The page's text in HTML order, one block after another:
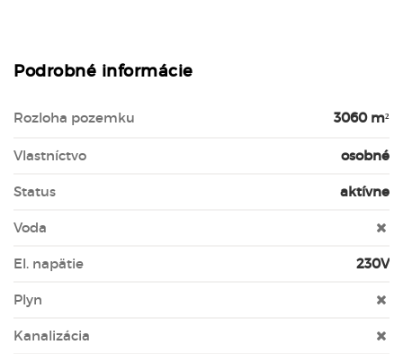
Podrobné informácie
Rozloha pozemku 3060 m²
Vlastníctvo osobné
Status aktívne
Voda
El. napätie 230V
Plyn
Kanalizácia